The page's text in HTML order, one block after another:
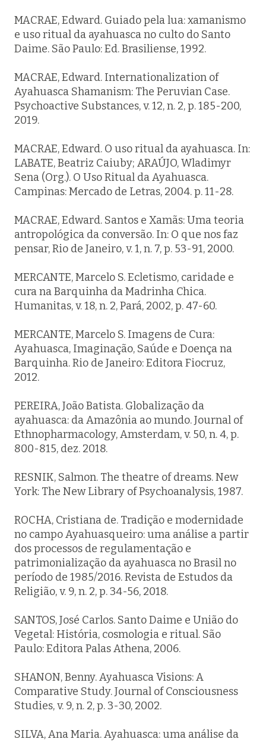
MACRAE, Edward. Guiado pela lua: xamanismo
e uso ritual da ayahuasca no culto do Santo
Daime. São Paulo: Ed. Brasiliense, 1992.
MACRAE, Edward. Internationalization of
Ayahuasca Shamanism: The Peruvian Case.
Psychoactive Substances, v. 12, n. 2, p. 185-200,
2019.
MACRAE, Edward. O uso ritual da ayahuasca. In:
LABATE, Beatriz Caiuby; ARAÚJO, Wladimyr
Sena (Org.). O Uso Ritual da Ayahuasca.
Campinas: Mercado de Letras, 2004. p. 11-28.
MACRAE, Edward. Santos e Xamãs: Uma teoria
antropológica da conversão. In: O que nos faz
pensar, Rio de Janeiro, v. 1, n. 7, p. 53-91, 2000.
MERCANTE, Marcelo S. Ecletismo, caridade e
cura na Barquinha da Madrinha Chica.
Humanitas, v. 18, n. 2, Pará, 2002, p. 47-60.
MERCANTE, Marcelo S. Imagens de Cura:
Ayahuasca, Imaginação, Saúde e Doença na
Barquinha. Rio de Janeiro: Editora Fiocruz,
2012.
PEREIRA, João Batista. Globalização da
ayahuasca: da Amazônia ao mundo. Journal of
Ethnopharmacology, Amsterdam, v. 50, n. 4, p.
800-815, dez. 2018.
RESNIK, Salmon. The theatre of dreams. New
York: The New Library of Psychoanalysis, 1987.
ROCHA, Cristiana de. Tradição e modernidade
no campo Ayahuasqueiro: uma análise a partir
dos processos de regulamentação e
patrimonialização da ayahuasca no Brasil no
período de 1985/2016. Revista de Estudos da
Religião, v. 9, n. 2, p. 34-56, 2018.
SANTOS, José Carlos. Santo Daime e União do
Vegetal: História, cosmologia e ritual. São
Paulo: Editora Palas Athena, 2006.
SHANON, Benny. Ayahuasca Visions: A
Comparative Study. Journal of Consciousness
Studies, v. 9, n. 2, p. 3-30, 2002.
SILVA, Ana Maria. Ayahuasca: uma análise da